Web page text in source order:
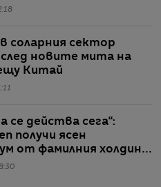
соларния сектор
след новите мита на
Китай
се действа сега“:
получи ясен
от фамилния холдинг
групата